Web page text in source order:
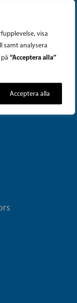
visa
samt analysera
“Acceptera alla”
Acceptera alla